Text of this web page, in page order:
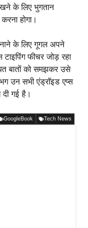
के लिए भुगतान
होगा।
के लिए गूगल अपने
टाइपिंग फीचर जोड़ रहा
बातों को समझकर उसे
उन सभी एंड्रॉइड एप्स
दी गई है।
GoogleBook Tech News